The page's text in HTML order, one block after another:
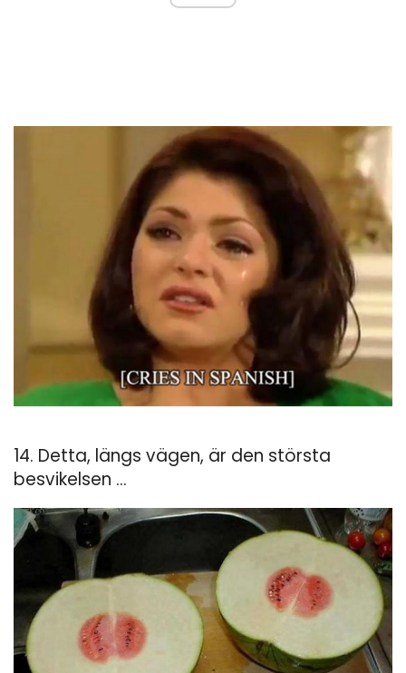
14. Detta, längs vägen, är den största
besvikelsen ...